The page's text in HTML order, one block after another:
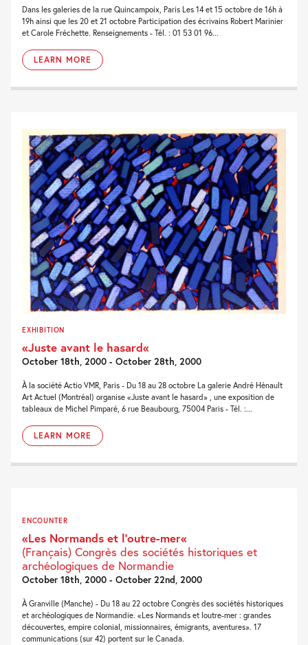
Dans les galeries de la rue Quincampoix, Paris Les 14 et 15 octobre de 16h à
19h ainsi que les 20 et 21 octobre Participation des écrivains Robert Marinier
et Carole Fréchette. Renseignements - Tél. : 01 53 01 96...
LEARN MORE
EXHIBITION
«Juste avant le hasard«
October 18th, 2000 - October 28th, 2000
À la société Actio VMR, Paris - Du 18 au 28 octobre La galerie André Hénault
Art Actuel (Montréal) organise «Juste avant le hasard» , une exposition de
tableaux de Michel Pimparé, 6 rue Beaubourg, 75004 Paris - Tél. :...
LEARN MORE
ENCOUNTER
«Les Normands et l’outre-mer«
(Français) Congrès des sociétés historiques et
archéologiques de Normandie
October 18th, 2000 - October 22nd, 2000
À Granville (Manche) - Du 18 au 22 octobre Congrès des sociétés historiques
et archéologiques de Normandie. «Les Normands et loutre-mer : grandes
découvertes, empire colonial, missionnaires, émigrants, aventures». 17
communications (sur 42) portent sur le Canada.